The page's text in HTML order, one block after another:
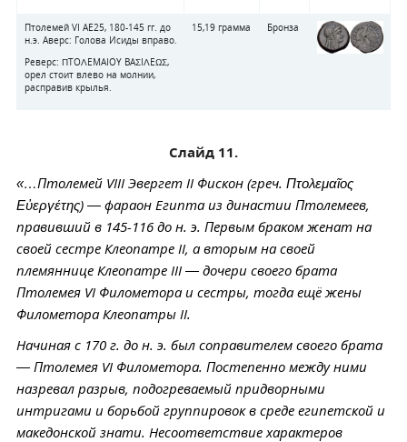
Птолемей VI AE25, 180-145 гг. до
н.э. Аверс: Голова Исиды вправо.
Реверс: ΠTOΛEMAIOY BAΣIΛEΩΣ,
орел стоит влево на молнии,
расправив крылья.
15,19 грамма Бронза
Слайд 11.
«…Птолемей VIII Эвергет II Фискон (греч. Πτολεμαῖος
Εὐεργέτης) — фараон Египта из династии Птолемеев,
правивший в 145-116 до н. э. Первым браком женат на
своей сестре Клеопатре II, а вторым на своей
племяннице Клеопатре III — дочери своего брата
Птолемея VI Филометора и сестры, тогда ещё жены
Филометора Клеопатры II.
Начиная с 170 г. до н. э. был соправителем своего брата
— Птолемея VI Филометора. Постепенно между ними
назревал разрыв, подогреваемый придворными
интригами и борьбой группировок в среде египетской и
македонской знати. Несоответствие характеров